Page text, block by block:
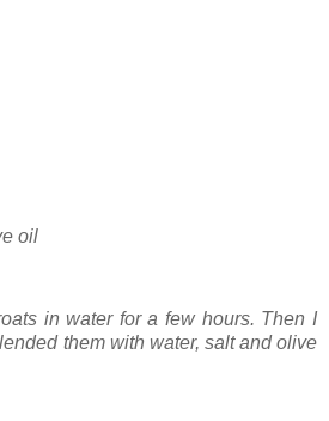
oil
in water for a few hours. Then I
them with water, salt and olive